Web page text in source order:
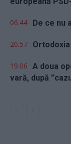
06.44 De ce nu
20.57
19.06 A doua
vară, după